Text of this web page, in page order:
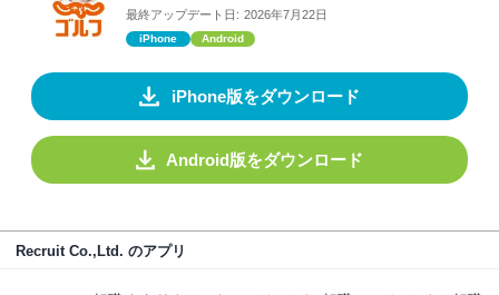
最終アップデート日: 2026年7月22日
iPhone Android
iPhone版をダウンロード
Android版をダウンロード
Recruit Co.,Ltd. のアプリ